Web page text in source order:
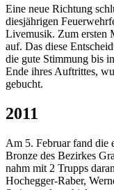
Eine neue Richtung
diesjährigen
Livemusik. Zum ersten
auf. Das diese
die gute Stimmung bis
Ende ihres Auftrittes,
gebucht.
2011
Am 5. Februar fand die
Bronze des Bezirkes
nahm mit 2 Trupps
Hochegger-Raber,